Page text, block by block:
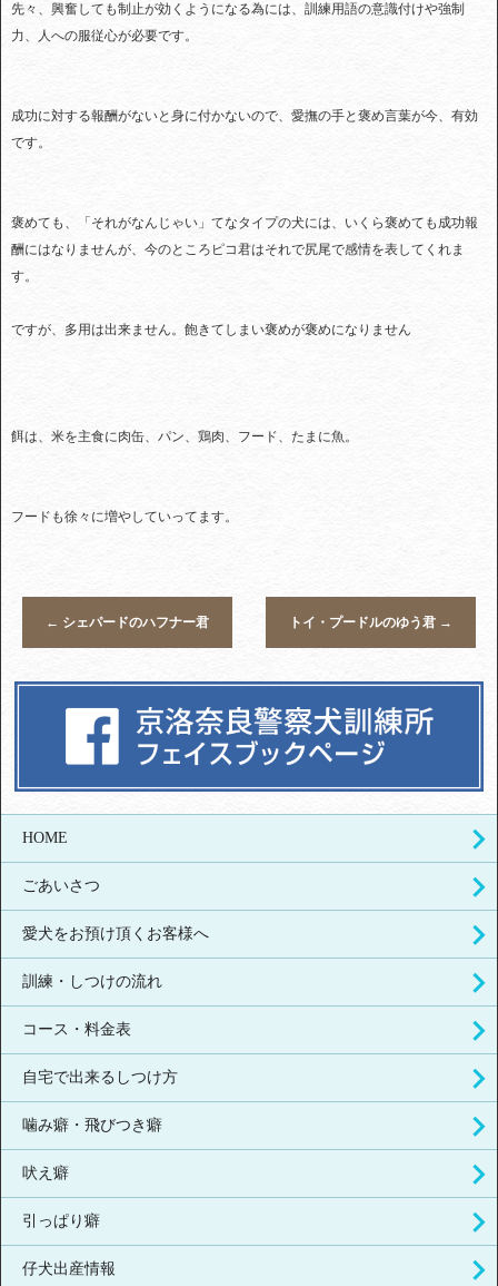
先々、興奮しても制止が効くようになる為には、訓練用語の意識付けや強制
力、人への服従心が必要です。
成功に対する報酬がないと身に付かないので、愛撫の手と褒め言葉が今、有効
です。
褒めても、「それがなんじゃい」てなタイプの犬には、いくら褒めても成功報
酬にはなりませんが、今のところピコ君はそれで尻尾で感情を表してくれま
す。
ですが、多用は出来ません。飽きてしまい褒めが褒めになりません
餌は、米を主食に肉缶、パン、鶏肉、フード、たまに魚。
フードも徐々に増やしていってます。
← シェパードのハフナー君 トイ・プードルのゆう君 →
HOME
ごあいさつ
愛犬をお預け頂くお客様へ
訓練・しつけの流れ
コース・料金表
自宅で出来るしつけ方
噛み癖・飛びつき癖
吠え癖
引っぱり癖
仔犬出産情報